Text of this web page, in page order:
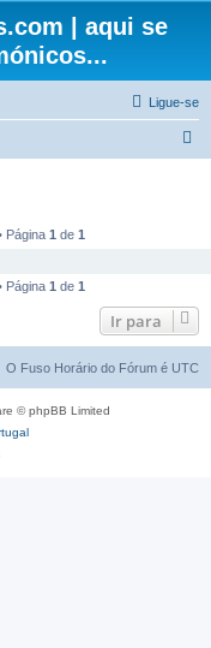
| aqui se
Ligue-se
s
r
Página 1 de 1
Página 1 de 1
Ir para
O Fuso Horário do Fórum é UTC
© phpBB Limited